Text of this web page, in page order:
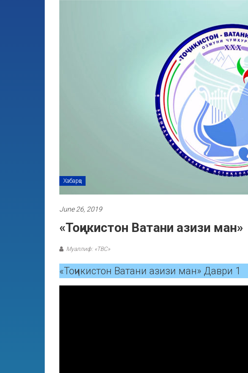
Хабарҳо
June 26, 2019
«Тоҷикистон Ватани азизи ман»
Муаллиф: «ТВС»
«Тоҷикистон Ватани азизи ман» Даври 1